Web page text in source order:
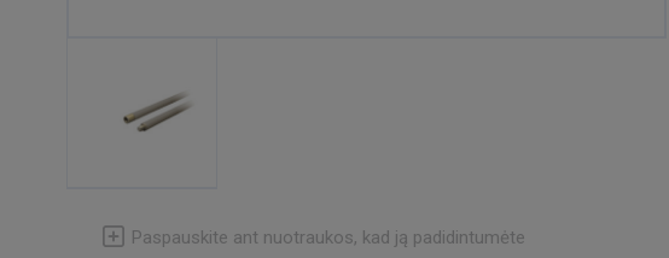
Paspauskite ant nuotraukos, kad ją padidintumėte